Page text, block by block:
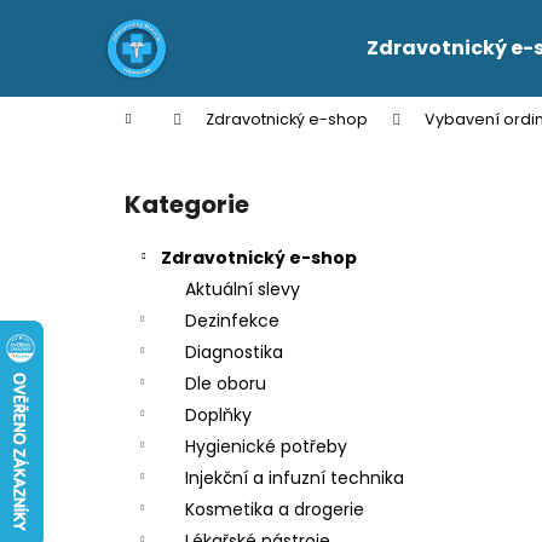
Zdravotnický e-
Domů Zdravotnický e-shop Vybavení
Přeskočit
kategorie
Kategorie
Zdravotnický e-shop
Aktuální slevy
Dezinfekce
Diagnostika
Dle oboru
Doplňky
Hygienické potřeby
Injekční a infuzní technika
Kosmetika a drogerie
í
Zpět
do
Zpět
do